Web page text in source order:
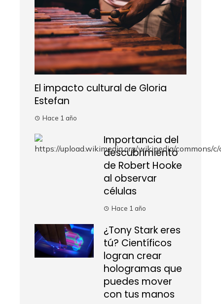
El impacto cultural de Gloria
Estefan
Hace 1 año
Importancia del
descubrimiento
de Robert Hooke
al observar
células
Hace 1 año
¿Tony Stark eres
tú? Científicos
logran crear
hologramas que
puedes mover
con tus manos